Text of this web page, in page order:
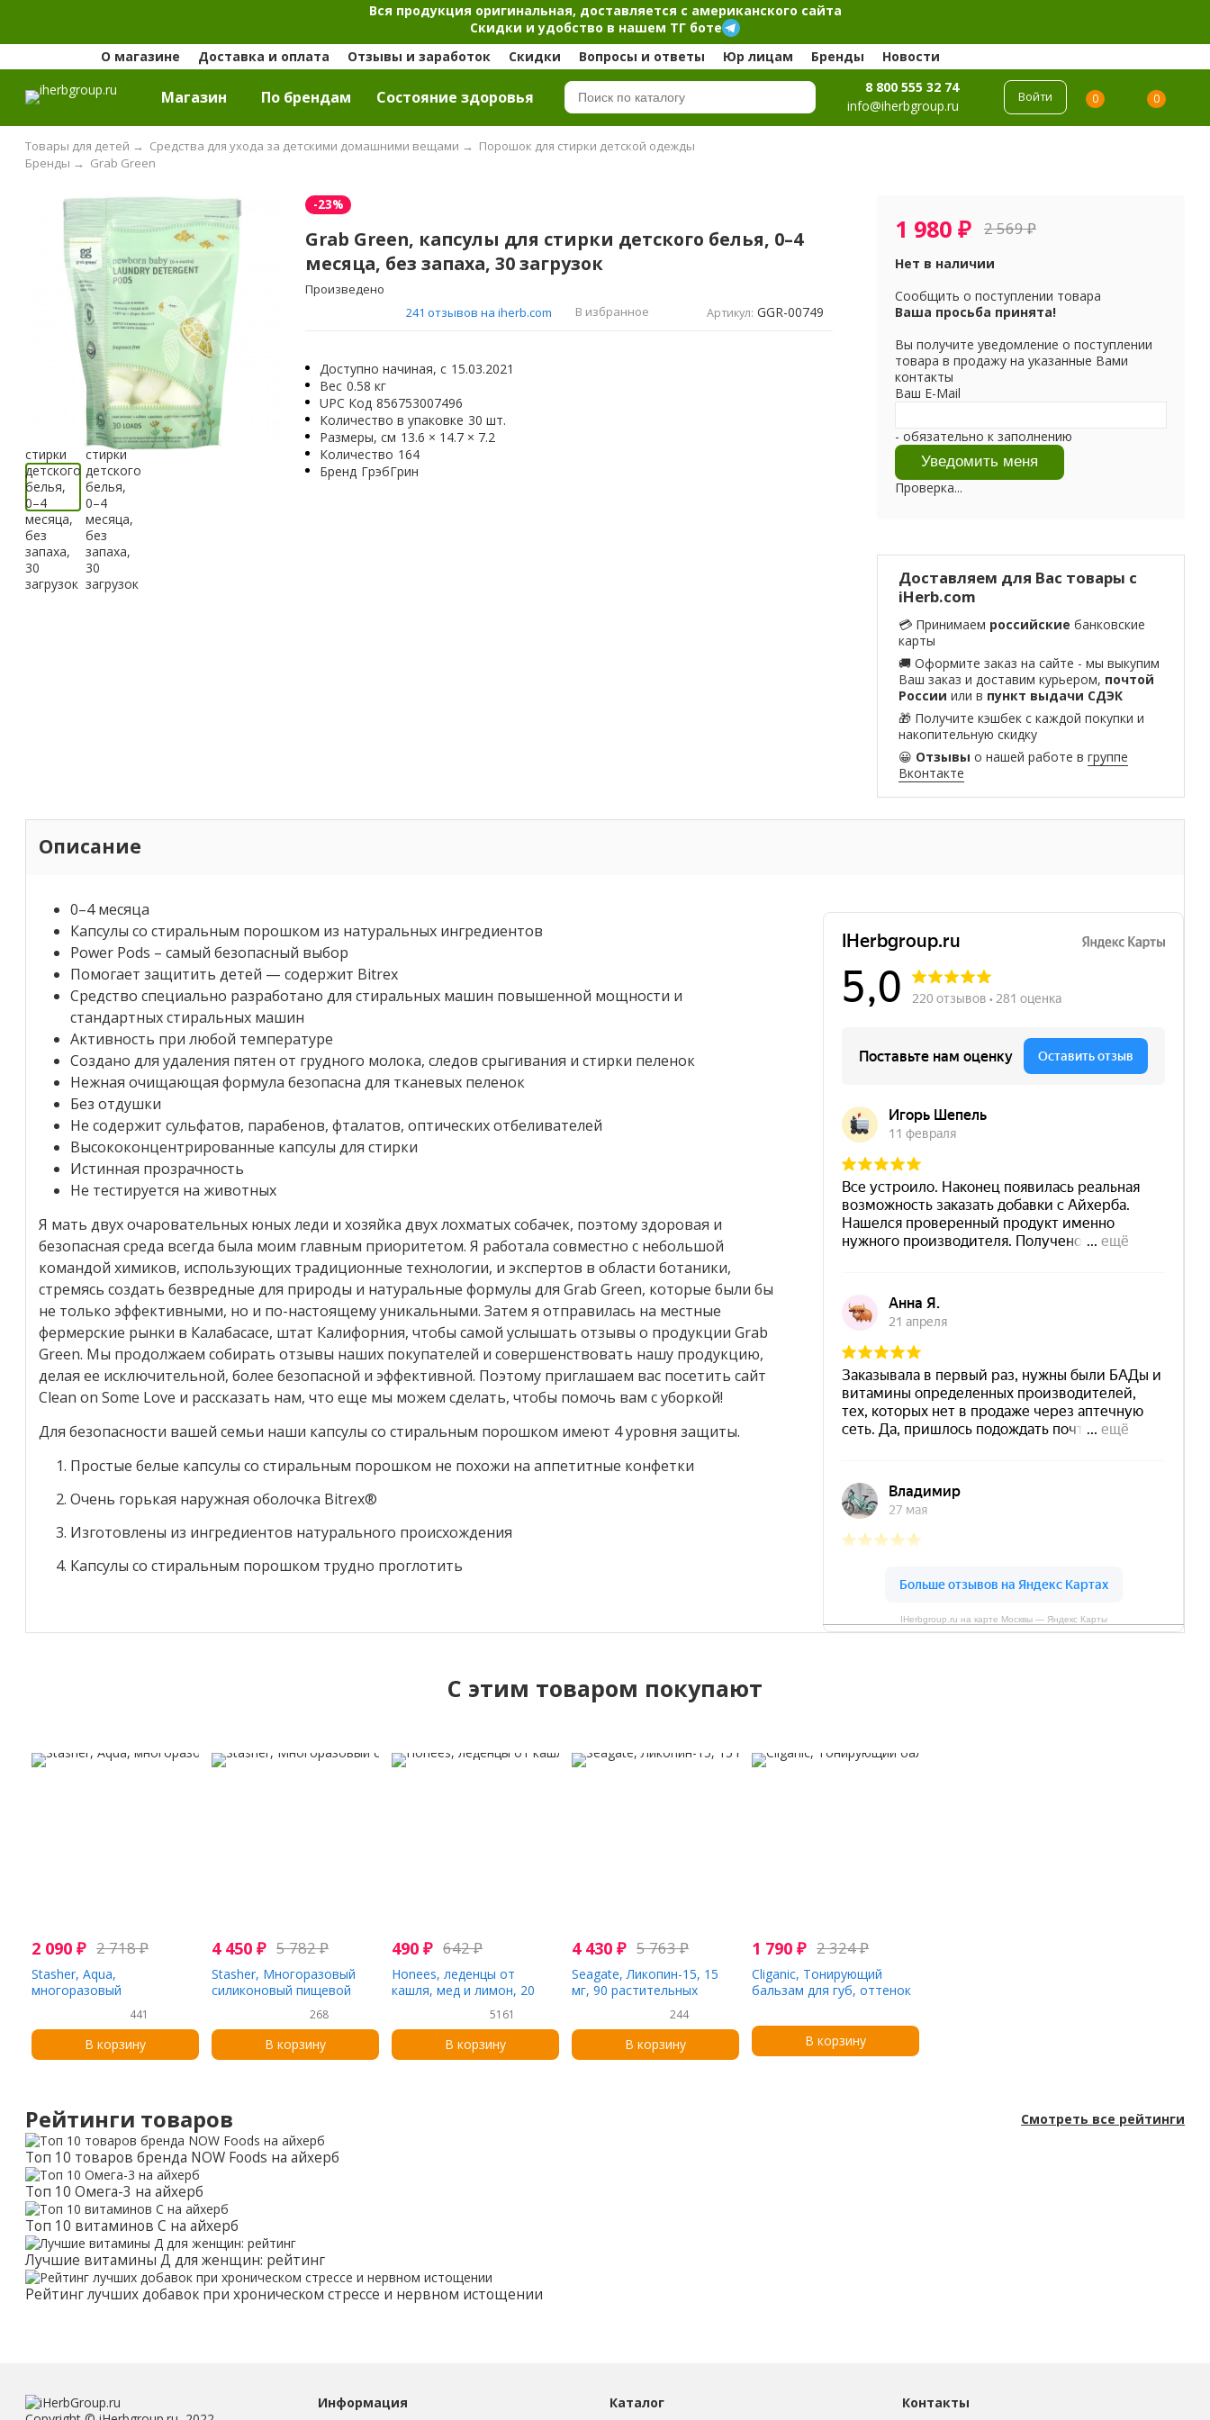
Вся продукция оригинальная, доставляется с американского сайта
Скидки и удобство в нашем ТГ боте
О магазине
Доставка и оплата Отзывы и заработок Скидки Вопросы и ответы Юр лицам Бренды Новости
Магазин По брендам Cостояние здоровья
8 800 555 32 74
info@iherbgroup.ru
Войти 0 0
Товары для детей → Средства для ухода за детскими домашними вещами → Порошок для стирки детской одежды
Grab Green
Бренды →
-23%
Grab Green, капсулы для стирки детского белья, 0–4
месяца, без запаха, 30 загрузок
Произведено
241 отзывов на iherb.com
В избранное Артикул: GGR-00749
Доступно начиная, с 15.03.2021
Вес 0.58 кг
UPC Код 856753007496
Количество в упаковке 30 шт.
Размеры, см 13.6 × 14.7 × 7.2
Количество 164
Бренд ГрэбГрин
1 980 ₽ 2 569₽
Нет в наличии
Сообщить о поступлении товара
Ваша просьба принята!
Вы получите уведомление о поступлении
товара в продажу на указанные Вами
контакты
Ваш E-Mail
- обязательно к заполнению
Проверка...
Доставляем для Вас товары с
iHerb.com
💳 Принимаем российские банковские
карты
🚚 Оформите заказ на сайте - мы выкупим
Ваш заказ и доставим курьером, почтой
России или в пункт выдачи СДЭК
🎁 Получите кэшбек с каждой покупки и
накопительную скидку
😀 Отзывы о нашей работе в группе
Вконтакте
Описание
0–4 месяца
Капсулы со стиральным порошком из натуральных ингредиентов
Power Pods – самый безопасный выбор
Помогает защитить детей — содержит Bitrex
Средство специально разработано для стиральных машин повышенной мощности и
стандартных стиральных машин
Активность при любой температуре
Создано для удаления пятен от грудного молока, следов срыгивания и стирки пеленок
Нежная очищающая формула безопасна для тканевых пеленок
Без отдушки
Не содержит сульфатов, парабенов, фталатов, оптических отбеливателей
Высококонцентрированные капсулы для стирки
Истинная прозрачность
Не тестируется на животных
Я мать двух очаровательных юных леди и хозяйка двух лохматых собачек, поэтому здоровая и
безопасная среда всегда была моим главным приоритетом. Я работала совместно с небольшой
командой химиков, использующих традиционные технологии, и экспертов в области ботаники,
стремясь создать безвредные для природы и натуральные формулы для Grab Green, которые были бы
не только эффективными, но и по-настоящему уникальными. Затем я отправилась на местные
фермерские рынки в Калабасасе, штат Калифорния, чтобы самой услышать отзывы о продукции Grab
Green. Мы продолжаем собирать отзывы наших покупателей и совершенствовать нашу продукцию,
делая ее исключительной, более безопасной и эффективной. Поэтому приглашаем вас посетить сайт
Clean on Some Love и рассказать нам, что еще мы можем сделать, чтобы помочь вам с уборкой!
Для безопасности вашей семьи наши капсулы со стиральным порошком имеют 4 уровня защиты.
Простые белые капсулы со стиральным порошком не похожи на аппетитные конфетки
Очень горькая наружная оболочка Bitrex®
Изготовлены из ингредиентов натурального происхождения
Капсулы со стиральным порошком трудно проглотить
IHerbgroup.ru на карте Москвы — Яндекс Карты
C этим товаром покупают
2 090 ₽ 2 718₽
Stasher, Aqua,
многоразовый
силиконовый контейнер
для еды, удобный размер
для бутербродов, средний,
450 мл (15 жидк. унций)
441
В корзину
4 450 ₽ 5 782₽
Stasher, Многоразовый
силиконовый пищевой
контейнер на пол галлона,
прозрачный, 1,92 л (64,2
жидк. унции)
268
В корзину
490 ₽ 642₽
Honees, леденцы от
кашля, мед и лимон, 20
крупных леденцов5161
В корзину
4 430 ₽ 5 763₽
Seagate, Ликопин-15, 15
мг, 90 растительных
244
В корзину
1 790 ₽ 2 324₽
Cliganic, Тонирующий
бальзам для губ, оттенок
по 4,25 г (0,15 унции)
В корзину
Рейтинги товаров Смотреть все рейтинги
Топ 10 товаров бренда NOW Foods на айхерб
Топ 10 Омега-3 на айхерб
Топ 10 витаминов С на айхерб
Лучшие витамины Д для женщин: рейтинг
Рейтинг лучших добавок при хроническом стрессе и нервном истощении
Информация
Каталог
Контакты